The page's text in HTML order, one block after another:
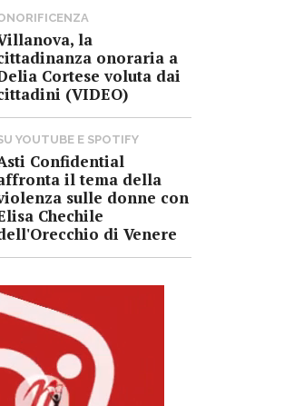
la
onoraria a
Cortese voluta dai
(VIDEO)
YOUTUBE E SPOTIFY
Confidential
il tema della
sulle donne con
Chechile
di Venere